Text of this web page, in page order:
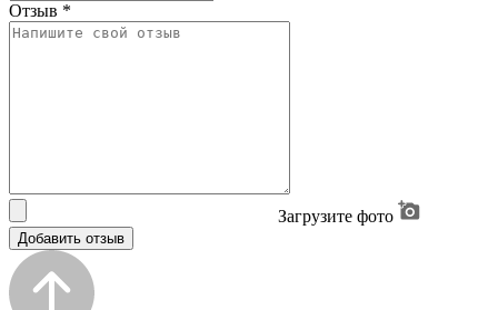
Отзыв *
Загрузите фото
Добавить отзыв